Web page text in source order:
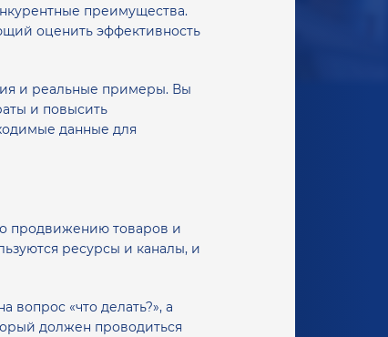
преимущества.
оценить эффективность
и реальные примеры. Вы
и повысить
данные для
продвижению товаров и
ресурсы и каналы, и
вопрос «что делать?», а
должен проводиться